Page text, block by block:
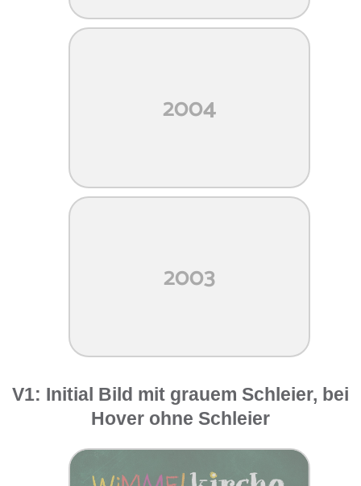
2004
2003
V1: Initial Bild mit grauem Schleier, bei
Hover ohne Schleier